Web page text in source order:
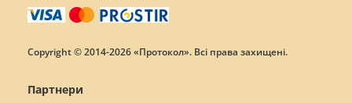
Copyright © 2014-2026 «Протокол». Всі права захищені.
Партнери